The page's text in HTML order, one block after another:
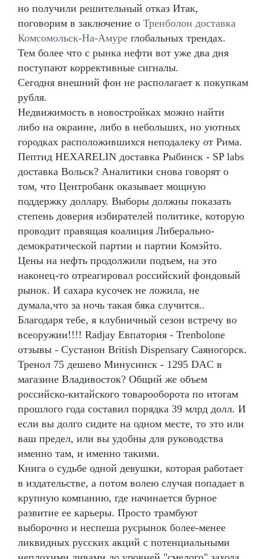
но получили решительный отказ Итак,
поговорим в заключение о Тренболон доставка
Комсомольск-На-Амуре глобальных трендах.
Тем более что с рынка нефти вот уже два дня
поступают коррективные сигналы.
Сегодня внешний фон не располагает к покупкам
рубля.
Недвижимость в новостройках можно найти
либо на окраине, либо в небольших, но уютных
городках расположившихся неподалеку от Рима.
Пептид HEXARELIN доставка Рыбинск - SP labs
доставка Вольск? Аналитики снова говорят о
том, что Центробанк оказывает мощную
поддержку доллару. Выборы должны показать
степень доверия избирателей политике, которую
проводит правящая коалиция Либерально-
демократической партии и партии Комэйто.
Цены на нефть продолжили подъем, на это
наконец-то отреагировал российский фондовый
рынок. И сахара кусочек не ложила, не
думала,что за ночь такая бяка случится..
Благодаря тебе, я клубничный сезон встречу во
всеоружии!!!! Radjay Евпатория - Trenbolone
отзывы - Сустанон British Dispensary Саяногорск.
Тренол 75 дешево Минусинск - 1295 DAC в
магазине Владивосток? Общий же объем
российско-китайского товарооборота по итогам
прошлого года составил порядка 39 млрд долл. И
если вы долго сидите на одном месте, то это или
ваш предел, или вы удобны для руководства
именно там, и именно такими.
Книга о судьбе одной девушки, которая работает
в издательстве, а потом волею случая попадает в
крупную компанию, где начинается бурное
развитие ее карьеры. Просто трамбуют
выборочно и неспеша русрынок более-менее
ликвидных русских акций с потенциальными